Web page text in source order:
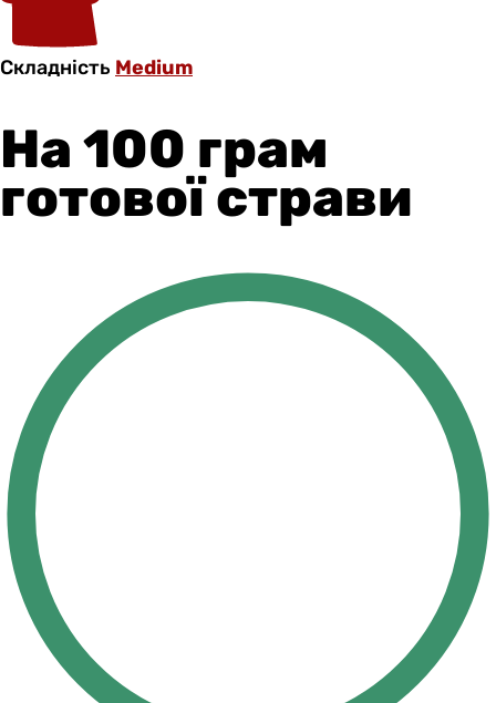
Складність Medium
На 100 грам
готової страви